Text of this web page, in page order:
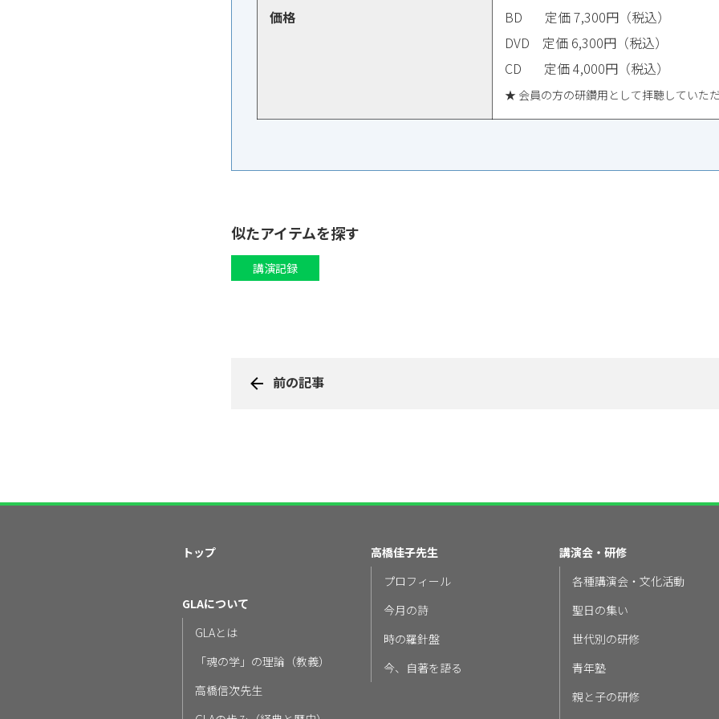
価格
BD 定価 7,300円（税込）
DVD 定価 6,300円（税込）
CD 定価 4,000円（税込）
★ 会員の方の研鑽用として拝聴していた
似たアイテムを探す
講演記録
前の記事
トップ
GLAについて
GLAとは
「魂の学」の理論（教義）
高橋信次先生
高橋佳子先生
プロフィール
今月の詩
時の羅針盤
今、自著を語る
講演会・研修
各種講演会・文化活動
聖日の集い
世代別の研修
青年塾
親と子の研修